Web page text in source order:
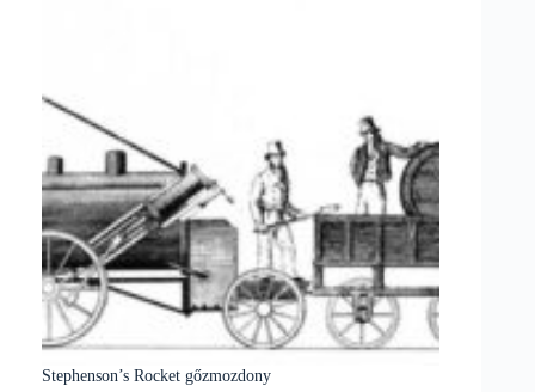
Stephenson’s Rocket gőzmozdony